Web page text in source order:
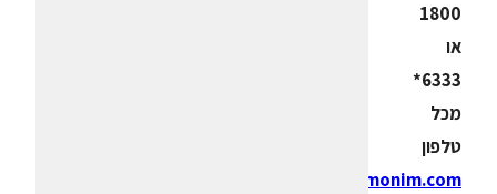
1800
או
6333*
מכל
טלפון
www.rimonim.com